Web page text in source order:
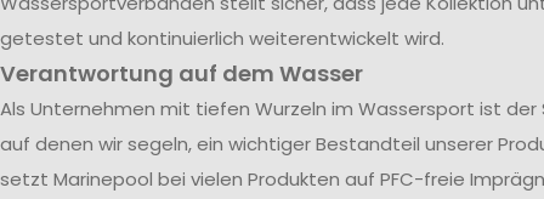
getestet und kontinuierlich weiterentwickelt wird.
Verantwortung auf dem Wasser
Als Unternehmen mit tiefen Wurzeln im Wassersport ist der
auf denen wir segeln, ein wichtiger Bestandteil unserer
setzt Marinepool bei vielen Produkten auf PFC-freie